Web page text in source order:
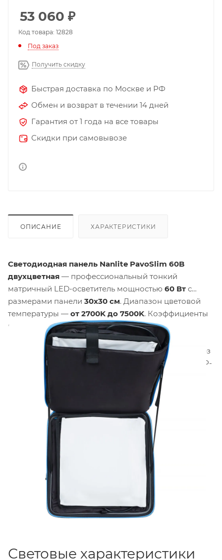
53 060 ₽
Код товара: 12828
Под заказ
Получить скидку
Быстрая доставка по Москве и РФ
Обмен и возврат в течении 14 дней
Гарантия от 1 года на все товары
Скидки при самовывозе
ОПИСАНИЕ ХАРАКТЕРИСТИКИ
Светодиодная панель Nanlite PavoSlim 60B
двухцветная — профессиональный тонкий
матричный LED-осветитель мощностью 60 Вт с
размерами панели 30x30 см. Диапазон цветовой
температуры — от 2700K до 7500K. Коэффициенты
цветопередачи:CRI 96,TLCI 98. Вес панели —
. Управление осуществляется через приложение
по Bluetooth, через 2.4 ГГц пульт или через
DMX/RDM. Питание — от сети, от V-mount или от NP-
F аккумуляторов (адаптеры приобретаются
отдельно).
Световые характеристики